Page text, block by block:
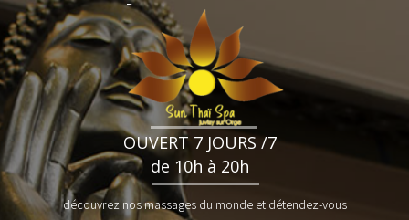
découvrez nos massages du monde et détendez-vous
OUVERT 7 JOURS /7
de 10h à 20h